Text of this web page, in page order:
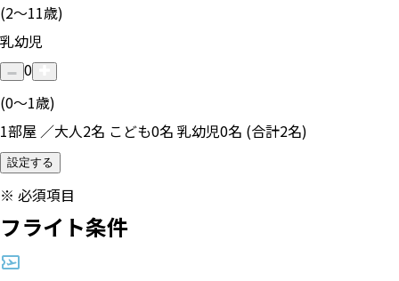
(2〜11歳)
乳幼児
0
(0〜1歳)
1部屋 ／大人2名 こども0名 乳幼児0名 (合計2名)
設定する
※ 必須項目
フライト条件